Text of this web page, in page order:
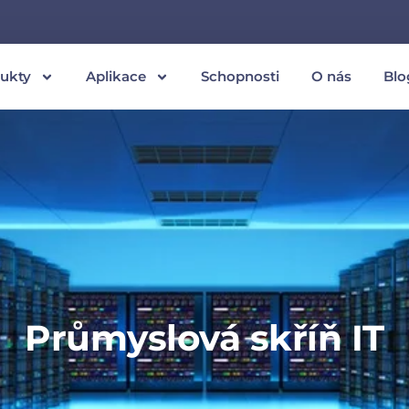
Aplikace Schopnosti O nás
Průmyslová skříň IT